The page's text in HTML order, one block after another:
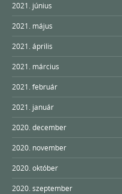
2021. június
2021. május
2021. április
2021. március
2021. február
2021. január
2020. december
2020. november
2020. október
2020. szeptember